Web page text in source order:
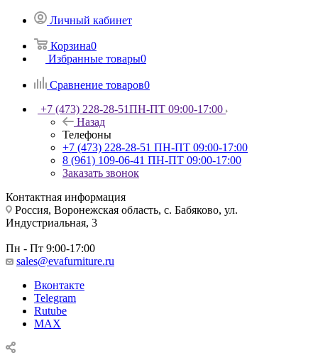
Личный кабинет
Корзина0
Избранные товары0
Сравнение товаров0
+7 (473) 228-28-51ПН-ПТ 09:00-17:00
Назад
Телефоны
+7 (473) 228-28-51 ПН-ПТ 09:00-17:00
8 (961) 109-06-41 ПН-ПТ 09:00-17:00
Заказать звонок
Контактная информация
Россия, Воронежская область, с. Бабяково, ул.
Индустриальная, 3
Пн - Пт 9:00-17:00
sales@evafurniture.ru
Вконтакте
Telegram
Rutube
MAX